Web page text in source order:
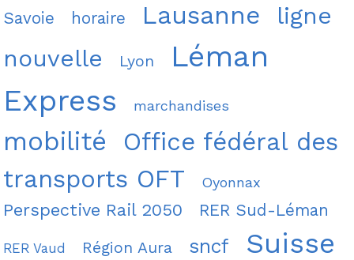
Savoie horaire Lausanne
ligne
nouvelle
Lyon
Léman
Express
marchandises
mobilité
Office fédéral des
transports OFT
Oyonnax
Perspective Rail 2050 RER Sud-Léman
RER Vaud Région Aura sncf Suisse